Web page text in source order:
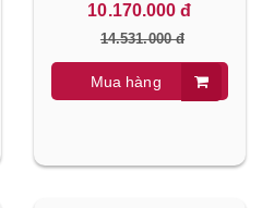
10.170.000 đ
14.531.000 đ
Mua hàng